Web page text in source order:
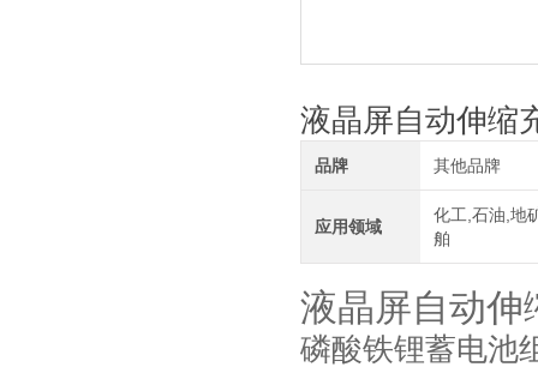
液晶屏自动伸缩
品牌 其他品牌
应用领域
化工,石油,地
舶
液晶屏自动伸
磷酸铁锂蓄电池